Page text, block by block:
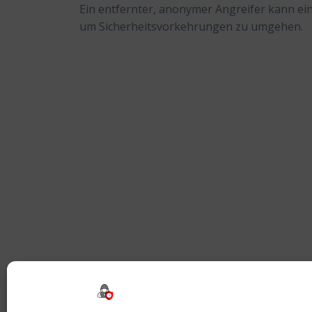
Ein entfernter, anonymer Angreifer kann
um Sicherheitsvorkehrungen zu umgehen.